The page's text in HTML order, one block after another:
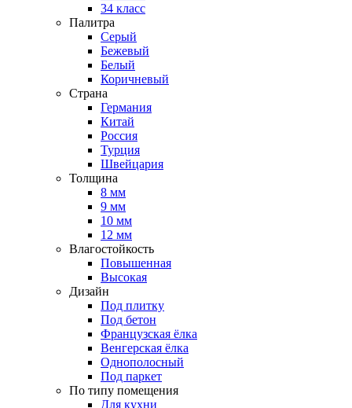
34 класс
Палитра
Серый
Бежевый
Белый
Коричневый
Страна
Германия
Китай
Россия
Турция
Швейцария
Толщина
8 мм
9 мм
10 мм
12 мм
Влагостойкость
Повышенная
Высокая
Дизайн
Под плитку
Под бетон
Французская ёлка
Венгерская ёлка
Однополосный
Под паркет
По типу помещения
Для кухни